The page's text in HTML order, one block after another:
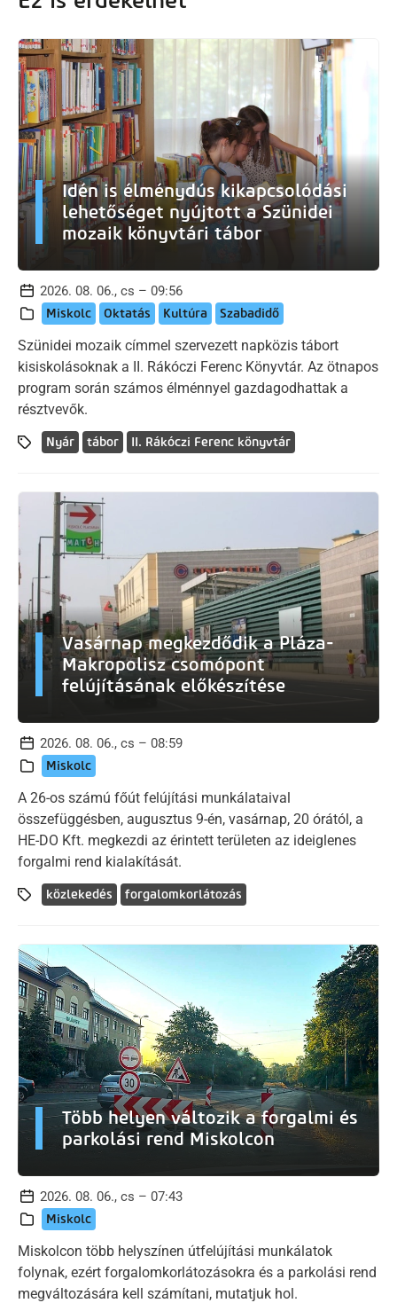
Idén is élménydús kikapcsolódási
lehetőséget nyújtott a Szünidei
mozaik könyvtári tábor
2026. 08. 06., cs – 09:56
Miskolc Oktatás Kultúra Szabadidő
Szünidei mozaik címmel szervezett napközis tábort
kisiskolásoknak a II. Rákóczi Ferenc Könyvtár. Az ötnapos
program során számos élménnyel gazdagodhattak a
résztvevők.
Nyár tábor II. Rákóczi Ferenc könyvtár
Vasárnap megkezdődik a Pláza-
Makropolisz csomópont
felújításának előkészítése
2026. 08. 06., cs – 08:59
Miskolc
A 26-os számú főút felújítási munkálataival
összefüggésben, augusztus 9-én, vasárnap, 20 órától, a
HE-DO Kft. megkezdi az érintett területen az ideiglenes
forgalmi rend kialakítását.
közlekedés forgalomkorlátozás
Több helyen változik a forgalmi és
parkolási rend Miskolcon
2026. 08. 06., cs – 07:43
Miskolc
Miskolcon több helyszínen útfelújítási munkálatok
folynak, ezért forgalomkorlátozásokra és a parkolási rend
megváltozására kell számítani, mutatjuk hol.